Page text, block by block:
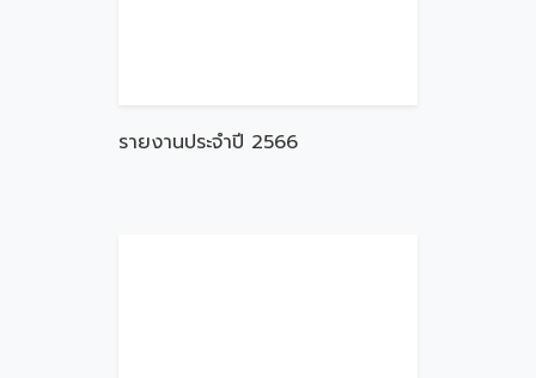
รายงานประจำปี 2566